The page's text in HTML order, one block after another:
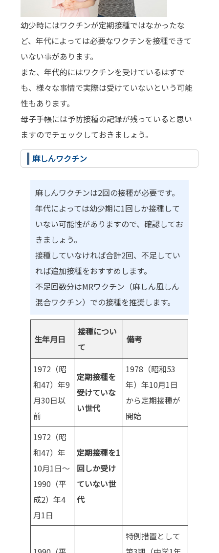
幼少時にはワクチンが定期接種ではなかったな
ど、年代によっては必要なワクチンを接種できて
いない事があります。
また、年代的にはワクチンを受けているはずで
も、様々な事情で実際は受けていないという可能
性もあります。
母子手帳には予防接種の記録が残っていると思い
ますのでチェックしておきましょう。
麻しんワクチン
麻しんワクチンは2回の接種が必要です。
年代によっては幼少期に1回しか接種して
いない可能性がありますので、確認してお
きましょう。
接種していなければ合計2回、不足してい
れば追加接種をおすすめします。
不足回数分はMRワクチン（麻しん風しん
混合ワクチン）での接種を推奨します。
生年月日
接種につい
て
備考
1972（昭
和47）年9
月30日以
前
定期接種を
受けていな
い世代
1978（昭和53
年）年10月1日
から定期接種が
開始
1972（昭
和47）年
10月1日～
1990（平
成2）年4
月1日
定期接種を1
回しか受け
ていない世
代
特例措置として